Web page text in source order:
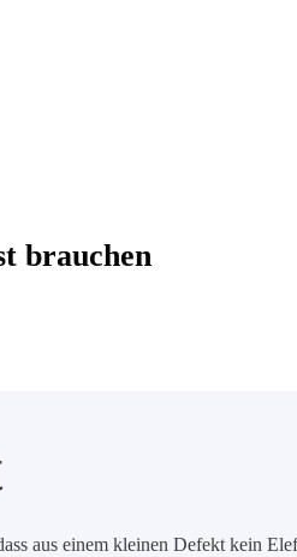
brauchen
aus einem kleinen Defekt kein